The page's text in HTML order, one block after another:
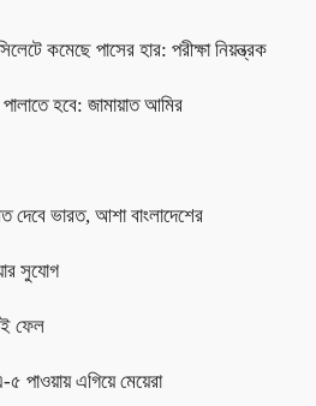
কমেছে পাসের হার: পরীক্ষা নিয়ন্ত্রক
হবে: জামায়াত আমির
দেবে ভারত, আশা বাংলাদেশের
সুযোগ
ফেল
৫ পাওয়ায় এগিয়ে মেয়েরা